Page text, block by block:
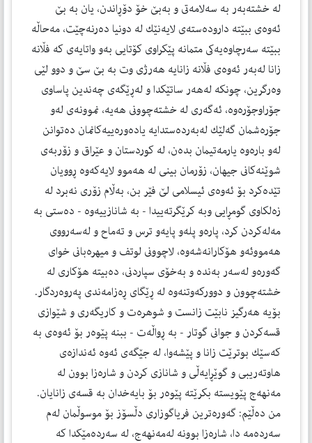
له‌ خشته‌به‌ر به‌ سه‌لامه‌تى و به‌بێ خۆ دۆڕاندن، يان به‌ بێ
ئه‌وه‌ى ببێته‌ داروده‌سته‌ى لايه‌نێك له‌ دونيا ده‌رنه‌چێت، مه‌حاڵه‌
ببێته‌ سه‌رچاوه‌يه‌كى متمانه‌ پێكراوى كۆتايى به‌و واتايه‌ى كه‌ فڵانه‌
زانا له‌به‌ر ئه‌وه‌ى فڵانه‌ زانايه‌ هه‌رژى وت به‌ بێ سێ و دوو لێى
وه‌رگرين، چونكه‌ له‌هه‌ر ساتێكدا و له‌ڕێگه‌ى چه‌ندين پاساوى
جۆراوجۆره‌وه‌، ئه‌گه‌رى له‌ خشته‌چوونى هه‌يه‌، نموونه‌ى له‌و
جۆره‌شمان گه‌لێك له‌به‌رده‌ستدايه‌ ياده‌وره‌ييه‌كانمان ده‌توانن
له‌و باره‌وه‌ يارمه‌تيمان بده‌ن، له‌ كوردستان و عێراق و زۆربه‌ى
شوێنه‌كانى جيهان، زۆرمان بينى له‌ هه‌موو لايه‌كه‌وه‌ ڕوويان
تێده‌كرد بۆ ئه‌وه‌ى ئيسلامى لێ فێر بن، به‌ڵام زۆرى نه‌برد له‌
زه‌لكاوى گومڕايى وبه‌ كرێگرته‌ييدا - به‌ شانازييه‌وه‌ - ده‌ستى به‌
مه‌له‌كردن كرد، پاره‌و پله‌و پايه‌و ترس و ته‌ماح و له‌سه‌رووى
هه‌مووئه‌و هۆكارانه‌شه‌وه‌، لاچوونى لوتف و ميهره‌بانى خواى
گه‌وره‌و له‌سه‌ر به‌نده‌ و به‌خۆى سپاردنى، ده‌بيته‌ هۆكارى له‌
خشته‌چوون و دووركه‌وتنه‌وه‌ له‌ ڕێگاى ڕه‌زامه‌ندى په‌روه‌ردگار.
بۆيه‌ هه‌رگيز نابێت زانست و شوهره‌ت و كاريگه‌رى و شێوازى
قسه‌كردن و جوانى گوتار - به‌ ڕواڵه‌ت - ببنه‌ پێوه‌ر بۆ ئه‌وه‌ى به‌
كه‌سێك بوترێت زانا و پێشه‌وا، له‌ جێگه‌ى ئه‌وه‌ ئه‌ندازه‌ى
هاوته‌ريبى و گوێڕايه‌ڵى و شانازى كردن و شاره‌زا بوون له‌
مه‌نهه‌ج پێويسته‌ بكرێته‌ پێوه‌ر بۆ بايه‌خدان به‌ قسه‌ى زانايان.
من ده‌ڵێم: گه‌وره‌ترين فرياگوزارى دڵسۆز بۆ موسوڵمان له‌م
سه‌رده‌مه‌ دا، شاره‌زا بوونه‌ له‌مه‌نهه‌ج، له‌ سه‌رده‌مێكدا كه‌